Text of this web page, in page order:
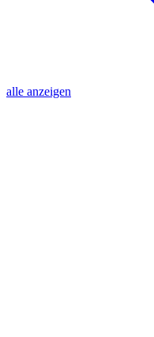
alle anzeigen